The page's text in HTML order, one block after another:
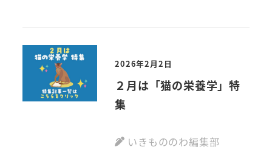
2026年2月2日
２月は「猫の栄養学」特
集
いきもののわ編集部